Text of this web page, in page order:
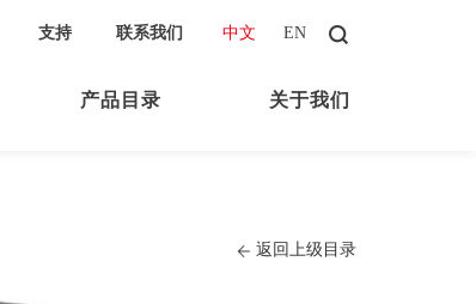
支持 联系我们 中文 EN
产品目录 关于我们
返回上级目录